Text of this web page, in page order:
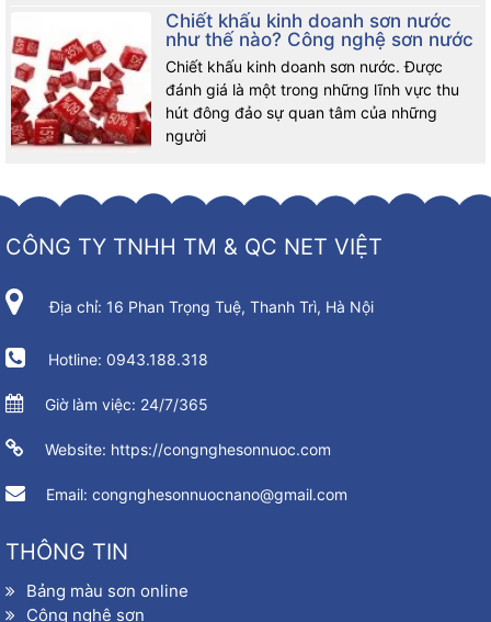
Chiết khấu kinh doanh sơn nước
như thế nào? Công nghệ sơn nước
Chiết khấu kinh doanh sơn nước. Được
đánh giá là một trong những lĩnh vực thu
hút đông đảo sự quan tâm của những
người
CÔNG TY TNHH TM & QC NET VIỆT
Địa chỉ: 16 Phan Trọng Tuệ, Thanh Trì, Hà Nội
Hotline: 0943.188.318
Giờ làm việc: 24/7/365
Website: https://congnghesonnuoc.com
Email: congnghesonnuocnano@gmail.com
THÔNG TIN
Bảng màu sơn online
Công nghệ sơn